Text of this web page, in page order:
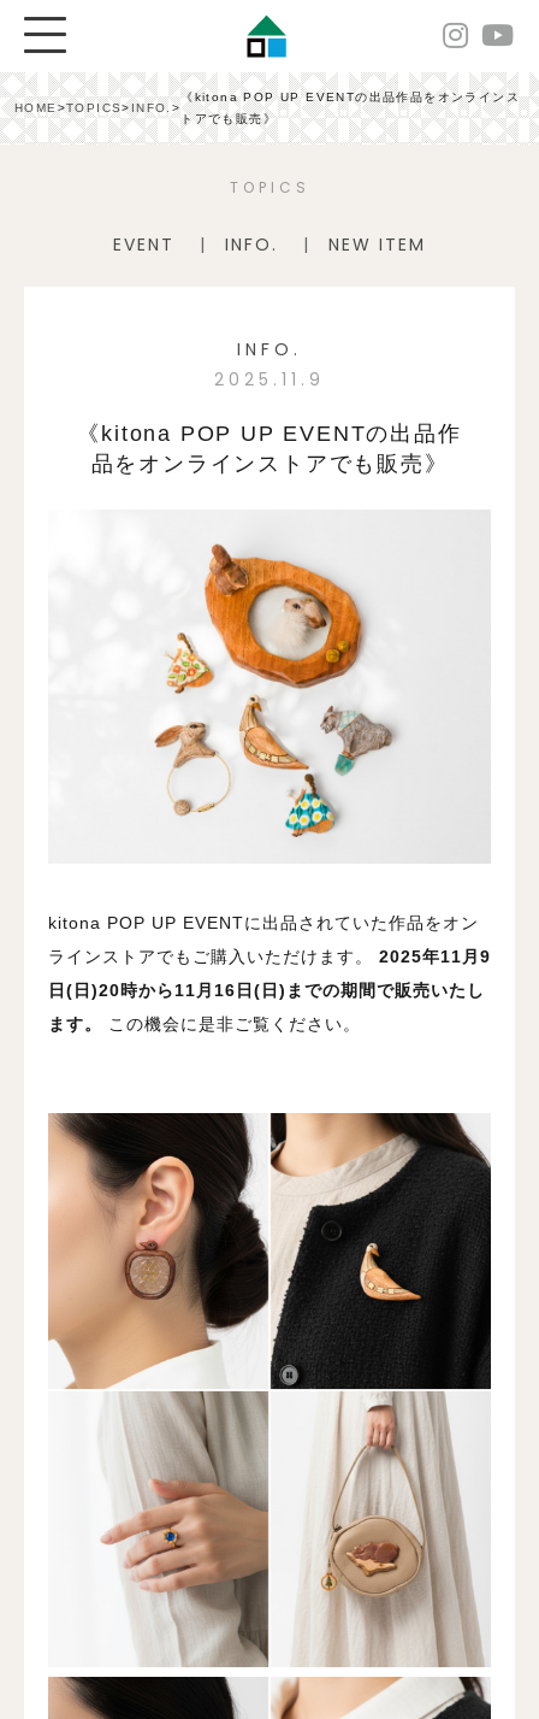
HOME>TOPICS>INFO. >
《kitona POP UP EVENTの出品作品をオンラインス
トアでも販売》
TOPICS
EVENT INFO. NEW ITEM
INFO.
2025.11.9
《kitona POP UP EVENTの出品作
品をオンラインストアでも販売》
kitona POP UP EVENTに出品されていた作品をオン
ラインストアでもご購入いただけます。
2025年11月9
日(日)20時から11月16日(日)までの期間で販売いたし
ます。
この機会に是非ご覧ください。